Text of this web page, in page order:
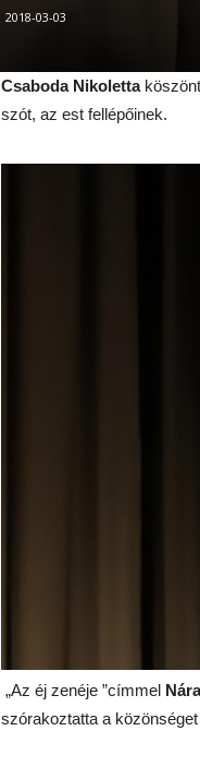
2018-03-03
Csaboda Nikoletta
szót, az est fellépőinek.
„Az éj zenéje ”címmel
szórakoztatta a